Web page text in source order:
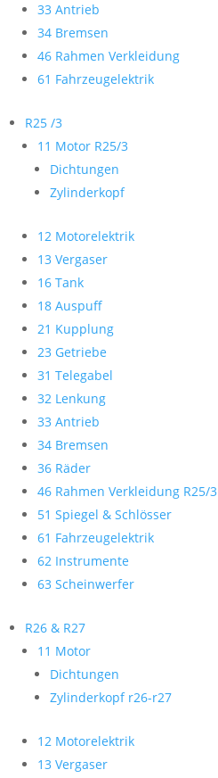
33 Antrieb
34 Bremsen
46 Rahmen Verkleidung
61 Fahrzeugelektrik
R25 /3
11 Motor R25/3
Dichtungen
Zylinderkopf
12 Motorelektrik
13 Vergaser
16 Tank
18 Auspuff
21 Kupplung
23 Getriebe
31 Telegabel
32 Lenkung
33 Antrieb
34 Bremsen
36 Räder
46 Rahmen Verkleidung R25/3
51 Spiegel & Schlösser
61 Fahrzeugelektrik
62 Instrumente
63 Scheinwerfer
R26 & R27
11 Motor
Dichtungen
Zylinderkopf r26-r27
12 Motorelektrik
13 Vergaser